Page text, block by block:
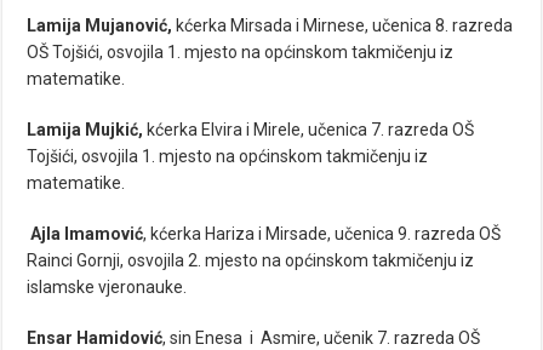
Lamija Mujanović, kćerka Mirsada i Mirnese, učenica 8. razreda
OŠ Tojšići, osvojila 1. mjesto na općinskom takmičenju iz
matematike.
Lamija Mujkić, kćerka Elvira i Mirele, učenica 7. razreda OŠ
Tojšići, osvojila 1. mjesto na općinskom takmičenju iz
matematike.
Ajla Imamović, kćerka Hariza i Mirsade, učenica 9. razreda OŠ
Rainci Gornji, osvojila 2. mjesto na općinskom takmičenju iz
islamske vjeronauke.
Ensar Hamidović, sin Enesa i Asmire, učenik 7. razreda OŠ